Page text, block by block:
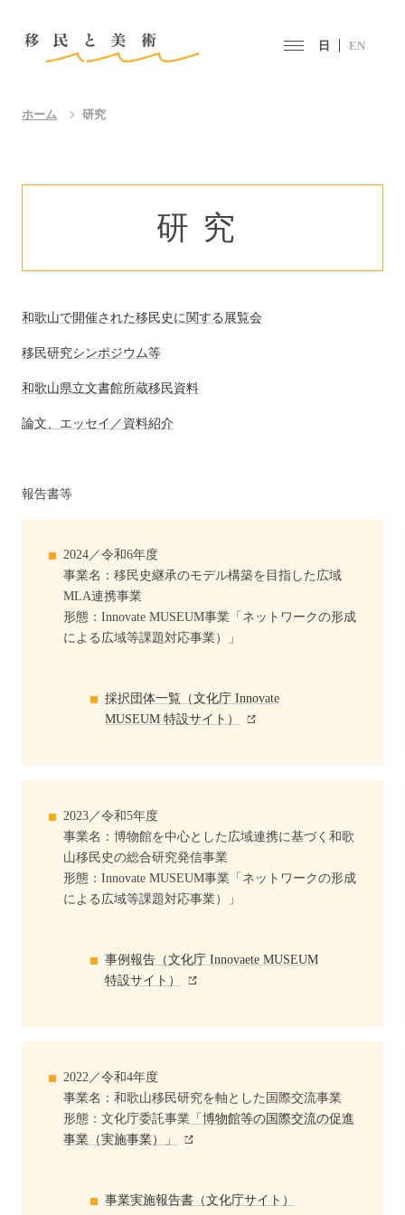
日 EN
ホーム 研究
研究
和歌山で開催された移民史に関する展覧会
移民研究シンポジウム等
和歌山県立文書館所蔵移民資料
論文、エッセイ／資料紹介
報告書等
2024／令和6年度
事業名：移民史継承のモデル構築を目指した広域
MLA連携事業
形態：Innovate MUSEUM事業「ネットワークの形成
による広域等課題対応事業）」
採択団体一覧（文化庁 Innovate
MUSEUM 特設サイト）
2023／令和5年度
事業名：博物館を中心とした広域連携に基づく和歌
山移民史の総合研究発信事業
形態：Innovate MUSEUM事業「ネットワークの形成
による広域等課題対応事業）」
事例報告（文化庁 Innovaete MUSEUM
特設サイト）
2022／令和4年度
事業名：和歌山移民研究を軸とした国際交流事業
形態：文化庁委託事業 「博物館等の国際交流の促進
事業（実施事業）」
事業実施報告書（文化庁サイト）